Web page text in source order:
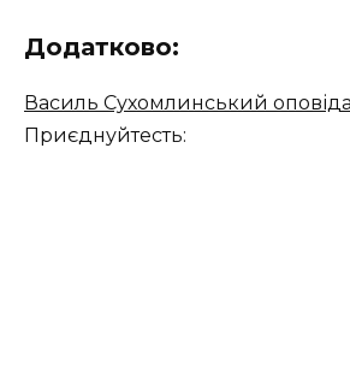
Додатково:
Василь Сухомлинський
Приєднуйтесть: